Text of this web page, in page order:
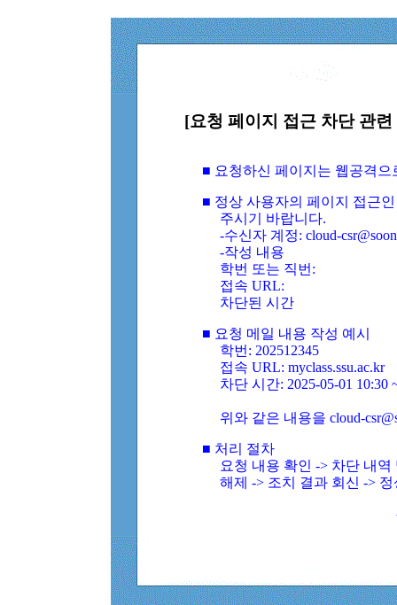
[요청 페이지 접근 차단 관
■ 요청하신 페이지는 웹공격
■ 정상 사용자의 페이지 접근
주시기 바랍니다.
-수신자 계정: cloud-
-작성 내용
학번 또는 직번:
접속 URL:
차단된 시간
■ 요청 메일 내용 작성 예시
학번: 202512345
접속 URL: myclass.ssu.ac.kr
차단 시간: 2025-05-01 10:30
위와 같은 내용을 cloud-
■ 처리 절차
요청 내용 확인 -> 차단 내
해제 -> 조치 결과 회신 ->